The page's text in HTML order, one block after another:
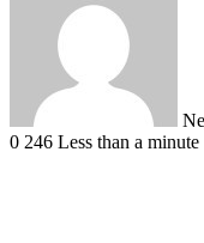
0 246 Less than a minute